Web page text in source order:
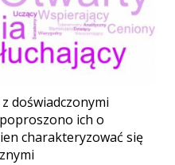
doświadczonymi
ich o
charakteryzować się